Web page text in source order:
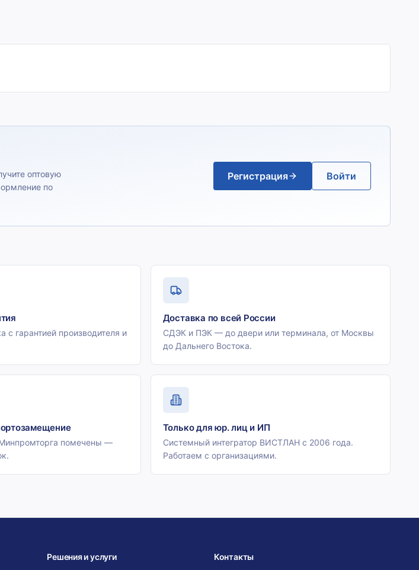
оптовую
по
Регистрация Войти
с гарантией производителя и
Доставка по всей России
СДЭК и ПЭК — до двери или терминала, от Москвы
до Дальнего Востока.
помечены —
Только для юр. лиц и ИП
Системный интегратор ВИСТЛАН с 2006 года.
Работаем с организациями.
Решения и услуги Контакты